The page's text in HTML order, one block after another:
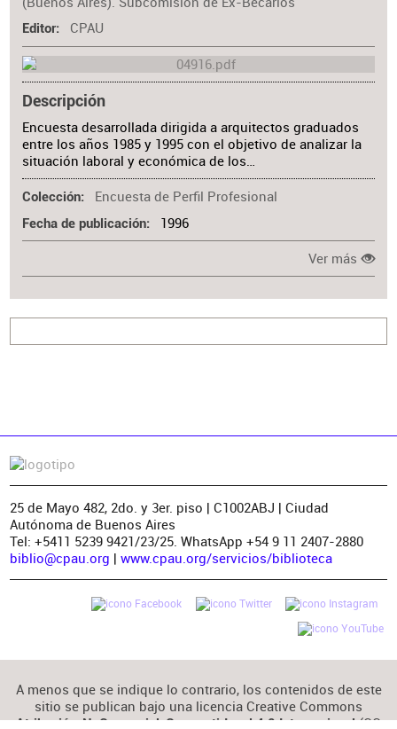
Editor CPAU
Descripción
Encuesta desarrollada dirigida a arquitectos graduados
entre los años 1985 y 1995 con el objetivo de analizar la
situación laboral y económica de los…
Colección Encuesta de Perfil Profesional
Fecha de publicación 1996
Ver más
25 de Mayo 482, 2do. y 3er. piso | C1002ABJ | Ciudad
Autónoma de Buenos Aires
Tel: +5411 5239 9421/23/25. WhatsApp +54 9 11 2407-2880
biblio@cpau.org | www.cpau.org/servicios/biblioteca
A menos que se indique lo contrario, los contenidos de este
sitio se publican bajo una licencia Creative Commons
Atribución-NoComercial-CompartirIgual 4.0 Internacional(CC